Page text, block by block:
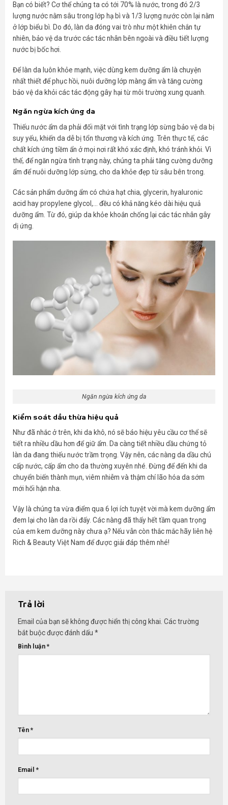
Bạn có biết? Cơ thể chúng ta có tới 70% là nước, trong đó 2/3
lượng nước nằm sâu trong lớp hạ bì và 1/3 lượng nước còn lại nằm
ở lớp biểu bì. Do đó, làn da đóng vai trò như một khiên chắn tự
nhiên, bảo vệ da trước các tác nhân bên ngoài và điều tiết lượng
nước bị bốc hơi.
Để làn da luôn khỏe mạnh, việc dùng kem dưỡng ẩm là chuyện
nhất thiết để phục hồi, nuôi dưỡng lớp màng ẩm và tăng cường
bảo vệ da khỏi các tác động gây hại từ môi trường xung quanh.
Ngăn ngừa kích ứng da
Thiếu nước ẩm da phải đối mặt với tình trạng lớp sừng bảo vệ da bị
suy yếu, khiến da dễ bị tổn thương và kích ứng. Trên thực tế, các
chất kích ứng tiềm ẩn ở mọi nơi rất khó xác định, khó tránh khỏi. Vì
thế, để ngăn ngừa tình trạng này, chúng ta phải tăng cường dưỡng
ẩm để nuôi dưỡng lớp sừng, cho da khỏe đẹp từ sâu bên trong.
Các sản phẩm dưỡng ẩm có chứa hạt chia, glycerin, hyaluronic
acid hay propylene glycol,… đều có khả năng kéo dài hiệu quả
dưỡng ẩm. Từ đó, giúp da khỏe khoắn chống lại các tác nhân gây
dị ứng.
Ngăn ngừa kích ứng da
Kiểm soát dầu thừa hiệu quả
Như đã nhắc ở trên, khi da khô, nó sẽ báo hiệu yêu cầu cơ thể sẽ
tiết ra nhiều dầu hơn để giữ ẩm. Da càng tiết nhiều dầu chứng tỏ
làn da đang thiếu nước trầm trọng. Vậy nên, các nàng da dầu chú
cấp nước, cấp ẩm cho da thường xuyên nhé. Đừng để đến khi da
chuyển biến thành mụn, viêm nhiễm và thậm chí lão hóa da sớm
mới hối hận nha.
Vậy là chúng ta vừa điểm qua 6 lợi ích tuyệt vời mà kem dưỡng ẩm
đem lại cho làn da rồi đấy. Các nàng đã thấy hết tầm quan trọng
của em kem dưỡng này chưa ạ? Nếu vẫn còn thắc mắc hãy liên hệ
Rich & Beauty Việt Nam để được giải đáp thêm nhé!
Trả lời
Email của bạn sẽ không được hiển thị công khai. Các trường
bắt buộc được đánh dấu *
Bình luận*
Tên*
Email*